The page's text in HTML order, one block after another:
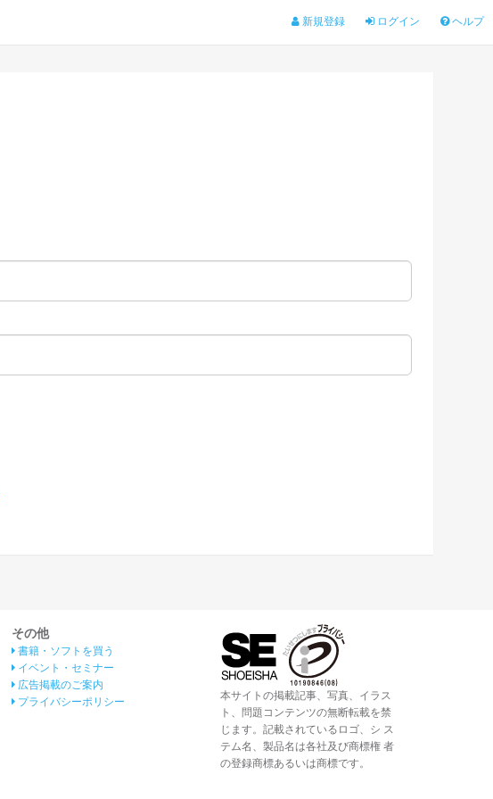
新規登録 ログイン ヘルプ
その他
書籍・ソフトを買う
イベント・セミナー
広告掲載のご案内
プライバシーポリシー
本サイトの掲載記事、写真、イラス
ト、問題コンテンツの無断転載を禁
じます。記載されているロゴ、シ ス
テム名、製品名は各社及び商標権 者
の登録商標あるいは商標です。